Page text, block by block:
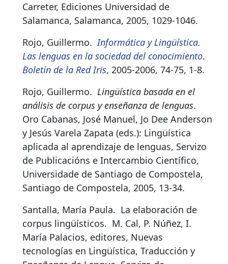
Carreter, Ediciones Universidad de
Salamanca, Salamanca, 2005, 1029-1046.
Rojo, Guillermo. Informática y Lingüística.
Las lenguas en la sociedad del conocimiento.
Boletín de la Red Iris, 2005-2006, 74-75, 1-8.
Rojo, Guillermo. Lingüística basada en el
análisis de corpus y enseñanza de lenguas.
Oro Cabanas, José Manuel, Jo Dee Anderson
y Jesús Varela Zapata (eds.): Lingüística
aplicada al aprendizaje de lenguas, Servizo
de Publicacións e Intercambio Científico,
Universidade de Santiago de Compostela,
Santiago de Compostela, 2005, 13-34.
Santalla, María Paula. La elaboración de
corpus lingüísticos. M. Cal, P. Núñez, I.
María Palacios, editores, Nuevas
tecnologías en Lingüística, Traducción y